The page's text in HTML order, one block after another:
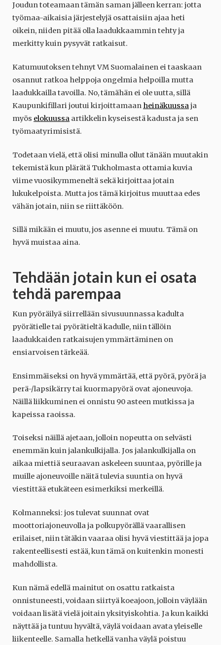
Joudun toteamaan tämän saman jälleen kerran: jotta
työmaa-aikaisia järjestelyjä osattaisiin ajaa heti
oikein, niiden pitää olla laadukkaammin tehty ja
merkitty kuin pysyvät ratkaisut.
Katumuutoksen tehnyt VM Suomalainen ei taaskaan
osannut ratkoa helppoja ongelmia helpoilla mutta
laadukkailla tavoilla. No, tämähän ei ole uutta, sillä
Kaupunkifillari joutui kirjoittamaan heinäkuussaja
myös elokuussa artikkelin kyseisestä kadusta ja sen
työmaatyrimisistä.
Todetaan vielä, että olisi minulla ollut tänään muutakin
tekemistä kun plärätä Tukholmasta ottamia kuvia
viime vuosikymmeneltä sekä kirjoittaa jotain
lukukelpoista. Mutta jos tämä kirjoitus muuttaa edes
vähän jotain, niin se riittäköön.
Sillä mikään ei muutu, jos asenne ei muutu. Tämä on
hyvä muistaa aina.
Tehdään jotain kun ei osata
tehdä parempaa
Kun pyöräilyä siirrellään sivusuunnassa kadulta
pyörätielle tai pyörätieltä kadulle, niin tällöin
laadukkaiden ratkaisujen ymmärtäminen on
ensiarvoisen tärkeää.
Ensimmäiseksi on hyvä ymmärtää, että pyörä, pyörä ja
perä-/lapsikärry tai kuormapyörä ovat ajoneuvoja.
Näillä liikkuminen ei onnistu 90 asteen mutkissa ja
kapeissa raoissa.
Toiseksi näillä ajetaan, jolloin nopeutta on selvästi
enemmän kuin jalankulkijalla. Jos jalankulkijalla on
aikaa miettiä seuraavan askeleen suuntaa, pyörille ja
muille ajoneuvoille näitä tulevia suuntia on hyvä
viestittää etukäteen esimerkiksi merkeillä.
Kolmanneksi: jos tulevat suunnat ovat
moottoriajoneuvolla ja polkupyörällä vaarallisen
erilaiset, niin tätäkin vaaraa olisi hyvä viestittää ja jopa
rakenteellisesti estää, kun tämä on kuitenkin monesti
mahdollista.
Kun nämä edellä mainitut on osattu ratkaista
onnistuneesti, voidaan siirtyä koeajoon, jolloin väylään
voidaan lisätä vielä joitain yksityiskohtia. Ja kun kaikki
näyttää ja tuntuu hyvältä, väylä voidaan avata yleiselle
liikenteelle. Samalla hetkellä vanha väylä poistuu